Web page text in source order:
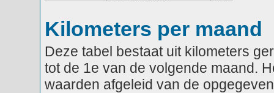
Kilometers per maand
Deze tabel bestaat uit kilometers
tot de 1e van de volgende maand.
waarden afgeleid van de